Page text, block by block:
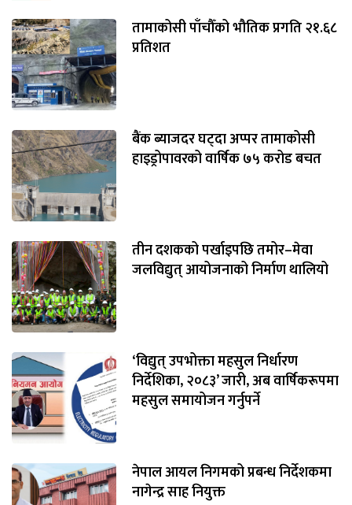
तामाकोसी पाँचौँको भौतिक प्रगति २१.६८
प्रतिशत
बैंक ब्याजदर घट्दा अप्पर तामाकोसी
हाइड्रोपावरको वार्षिक ७५ करोड बचत
तीन दशकको पर्खाइपछि तमोर–मेवा
जलविद्युत् आयोजनाको निर्माण थालियो
‘विद्युत् उपभोक्ता महसुल निर्धारण
निर्देशिका, २०८३’ जारी, अब वार्षिकरूपमा
महसुल समायोजन गर्नुपर्ने
नेपाल आयल निगमको प्रबन्ध निर्देशकमा
नागेन्द्र साह नियुक्त